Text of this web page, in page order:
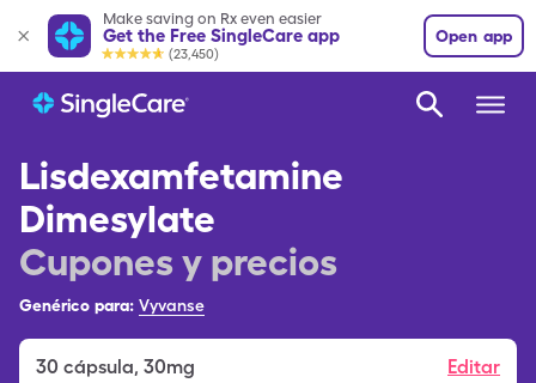
Make saving on Rx even easier
Get the Free SingleCare app
(23,450)
Open app
Lisdexamfetamine
Dimesylate
Cupones y precios
Genérico para: Vyvanse
30 cápsula, 30mg Editar